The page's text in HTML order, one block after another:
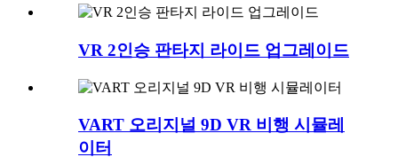
VR 2인승 판타지 라이드 업그레이드
VART 오리지널 9D VR 비행 시뮬레
이터